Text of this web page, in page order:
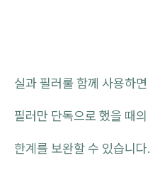
실과 필러룰 함께 사용하면
필러만 단독으로 했을 때의
한계를 보완할 수 있습니다.